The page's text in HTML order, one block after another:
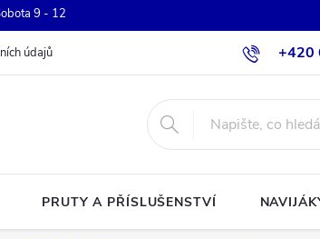
9 - 12
+420
údajů
PRUTY A PŘÍSLUŠENSTVÍ